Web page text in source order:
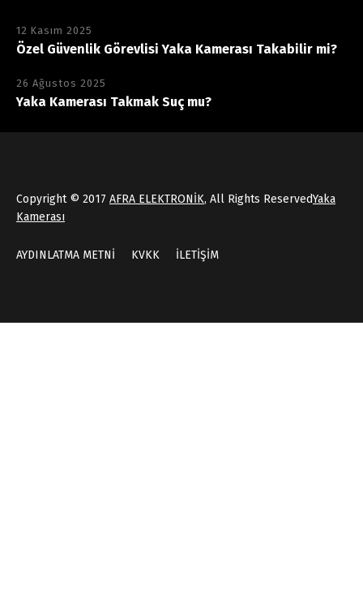
12 Kasım 2025
Özel Güvenlik Görevlisi Yaka Kamerası Takabilir mi?
26 Ağustos 2025
Yaka Kamerası Takmak Suç mu?
Copyright © 2017 AFRA ELEKTRONİK, All Rights ReservedYaka
Kamerası
AYDINLATMA METNİ KVKK İLETİŞİM